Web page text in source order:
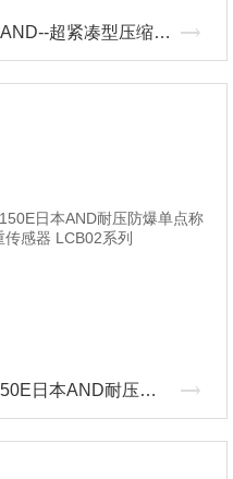
LCVS日本AND--超紧凑型压缩称重传感器
LCB02-K150E日本AND耐压防爆单点称重传感器 LCB02系列